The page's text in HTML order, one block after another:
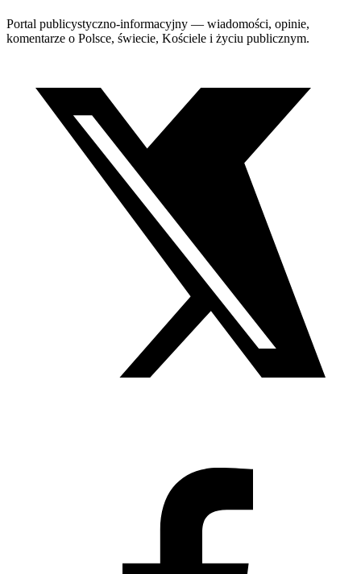
Portal publicystyczno-informacyjny — wiadomości, opinie,
komentarze o Polsce, świecie, Kościele i życiu publicznym.